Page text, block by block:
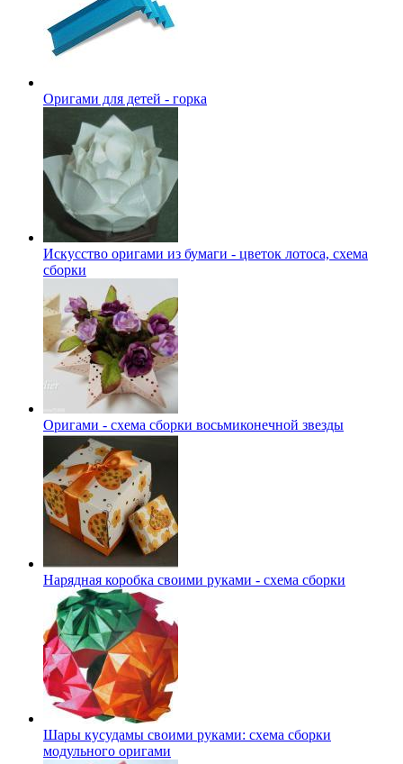
Оригами для детей - горка
Искусство оригами из бумаги - цветок лотоса, схема
сборки
Оригами - схема сборки восьмиконечной звезды
Нарядная коробка своими руками - схема сборки
Шары кусудамы своими руками: схема сборки
модульного оригами